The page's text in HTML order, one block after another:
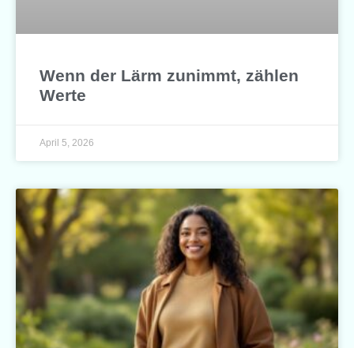
Wenn der Lärm zunimmt, zählen
Werte
April 5, 2026